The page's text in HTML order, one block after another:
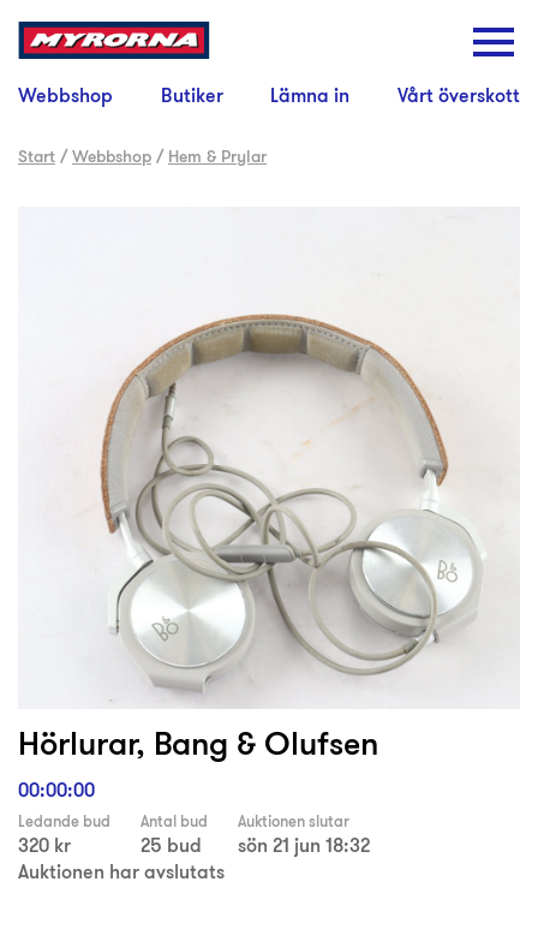
Webbshop Butiker Lämna in Vårt överskott
Start /Webbshop / Hem & Prylar
Hörlurar, Bang & Olufsen
00:00:00
Ledande bud
320 kr
Antal bud
25 bud
Auktionen slutar
sön 21 jun 18:32
Auktionen har avslutats